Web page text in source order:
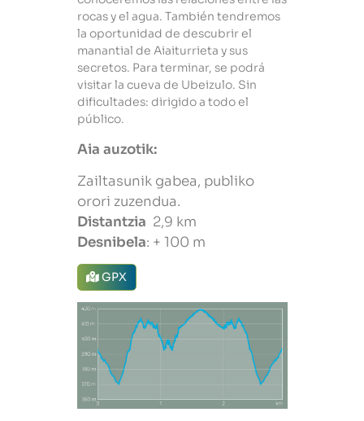
rocas y el agua. También tendremos
la oportunidad de descubrir el
manantial de Aiaiturrieta y sus
secretos. Para terminar, se podrá
visitar la cueva de Ubeizulo. Sin
dificultades: dirigido a todo el
público.
Aia auzotik:
Zailtasunik gabea, publiko
orori zuzendua.
Distantzia 2,9 km
Desnibela: + 100 m
GPX